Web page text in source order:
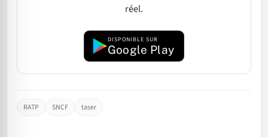
réel.
DISPONIBLE SUR
Google Play
RATP SNCF taser